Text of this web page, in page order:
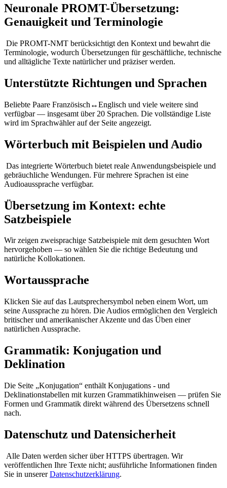
Neuronale PROMT-Übersetzung:
Genauigkeit und Terminologie
Die PROMT-NMT berücksichtigt den Kontext und bewahrt die
Terminologie, wodurch Übersetzungen für geschäftliche, technische
und alltägliche Texte natürlicher und präziser werden.
Unterstützte Richtungen und Sprachen
Beliebte Paare Französisch↔Englisch und viele weitere sind
verfügbar — insgesamt über 20 Sprachen. Die vollständige Liste
wird im Sprachwähler auf der Seite angezeigt.
Wörterbuch mit Beispielen und Audio
Das integrierte Wörterbuch bietet reale Anwendungsbeispiele und
gebräuchliche Wendungen. Für mehrere Sprachen ist eine
Audioaussprache verfügbar.
Übersetzung im Kontext: echte
Satzbeispiele
Wir zeigen zweisprachige Satzbeispiele mit dem gesuchten Wort
hervorgehoben — so wählen Sie die richtige Bedeutung und
natürliche Kollokationen.
Wortaussprache
Klicken Sie auf das Lautsprechersymbol neben einem Wort, um
seine Aussprache zu hören. Die Audios ermöglichen den Vergleich
britischer und amerikanischer Akzente und das Üben einer
natürlichen Aussprache.
Grammatik: Konjugation und
Deklination
Die Seite „Konjugation“ enthält Konjugations - und
Deklinationstabellen mit kurzen Grammatikhinweisen — prüfen Sie
Formen und Grammatik direkt während des Übersetzens schnell
nach.
Datenschutz und Datensicherheit
Alle Daten werden sicher über HTTPS übertragen. Wir
veröffentlichen Ihre Texte nicht; ausführliche Informationen finden
Sie in unsererDatenschutzerklärung.